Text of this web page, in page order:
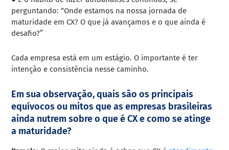
perguntando: “Onde estamos na nossa jornada de
maturidade em CX? O que já avançamos e o que ainda é
desafio?”
Cada empresa está em um estágio. O importante é ter
intenção e consistência nesse caminho.
Em sua observação, quais são os principais
equívocos ou mitos que as empresas brasileiras
ainda nutrem sobre o que é CX e como se atinge
a maturidade?